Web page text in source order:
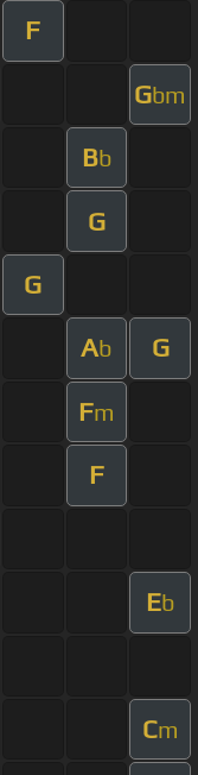
F
Gbm
Bb
G
G
Ab G
Fm
F
Eb
Cm